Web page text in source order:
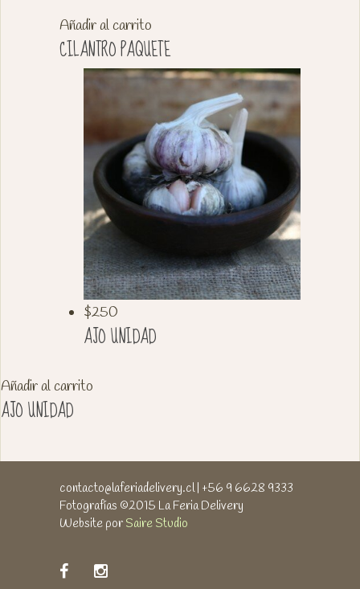
Añadir al carrito
CILANTRO PAQUETE
$250
AJO UNIDAD
Añadir al carrito
AJO UNIDAD
contacto@laferiadelivery.cl| +56 9 6628 9333
Fotografías ©2015 La Feria Delivery
Website por Saire Studio